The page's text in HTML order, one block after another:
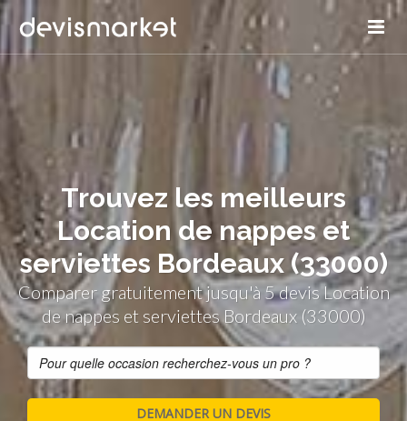
Trouvez les meilleurs
Location de nappes et
serviettes Bordeaux (33000)
Comparer gratuitement jusqu'à 5 devis Location
de nappes et serviettes Bordeaux (33000)